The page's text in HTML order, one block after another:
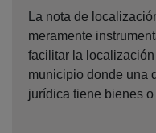
La nota de
meramente
facilitar la
municipio donde una
jurídica tiene bienes